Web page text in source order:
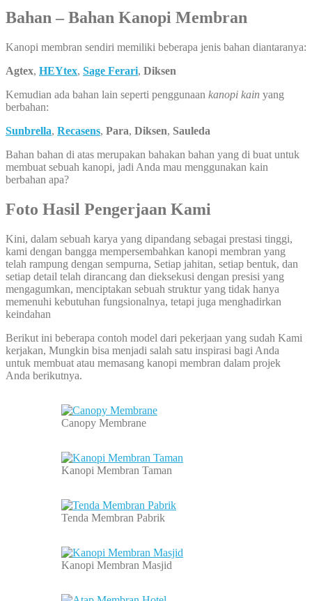
Bahan – Bahan Kanopi Membran
Kanopi membran sendiri memiliki beberapa jenis bahan diantaranya:
Agtex, HEYtex, Sage Ferari, Diksen
Kemudian ada bahan lain seperti penggunaan kanopi kain yang
berbahan:
Sunbrella, Recasens, Para, Diksen, Sauleda
Bahan bahan di atas merupakan bahakan bahan yang di buat untuk
membuat sebuah kanopi, jadi Anda mau menggunakan kain
berbahan apa?
Foto Hasil Pengerjaan Kami
Kini, dalam sebuah karya yang dipandang sebagai prestasi tinggi,
kami dengan bangga mempersembahkan kanopi membran yang
telah rampung dengan sempurna, Setiap jahitan, setiap bentuk, dan
setiap detail telah dirancang dan dieksekusi dengan presisi yang
mengagumkan, menciptakan sebuah struktur yang tidak hanya
memenuhi kebutuhan fungsionalnya, tetapi juga menghadirkan
keindahan
Berikut ini beberapa contoh model dari pekerjaan yang sudah Kami
kerjakan, Mungkin bisa menjadi salah satu inspirasi bagi Anda
untuk membuat atau memasang kanopi membran dalam projek
Anda berikutnya.
Canopy Membrane
Kanopi Membran Taman
Tenda Membran Pabrik
Kanopi Membran Masjid